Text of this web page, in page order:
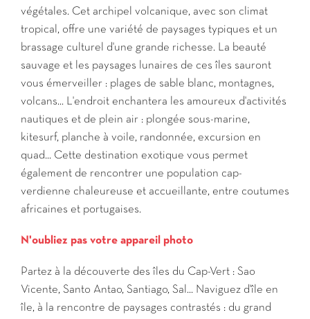
végétales. Cet archipel volcanique, avec son climat
tropical, offre une variété de paysages typiques et un
brassage culturel d'une grande richesse. La beauté
sauvage et les paysages lunaires de ces îles sauront
vous émerveiller : plages de sable blanc, montagnes,
volcans... L'endroit enchantera les amoureux d'activités
nautiques et de plein air : plongée sous-marine,
kitesurf, planche à voile, randonnée, excursion en
quad... Cette destination exotique vous permet
également de rencontrer une population cap-
verdienne chaleureuse et accueillante, entre coutumes
africaines et portugaises.
N'oubliez pas votre appareil photo
Partez à la découverte des îles du Cap-Vert : Sao
Vicente, Santo Antao, Santiago, Sal... Naviguez d'île en
île, à la rencontre de paysages contrastés : du grand